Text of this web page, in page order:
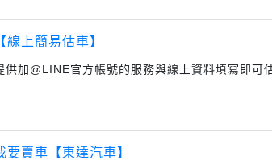
【線上簡易估車】
供加@LINE官方帳號的服務與線上資料填寫即可
要賣車【東達汽車】